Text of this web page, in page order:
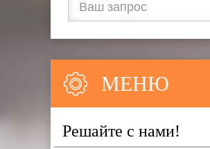
МЕНЮ
Решайте с нами!